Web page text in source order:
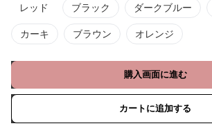
レッド ブラック ダークブルー
カーキ ブラウン オレンジ
購入画面に進む
カートに追加する